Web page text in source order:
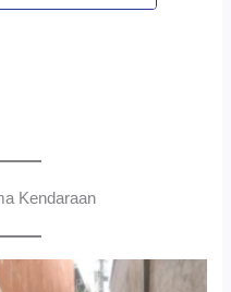
Kendaraan